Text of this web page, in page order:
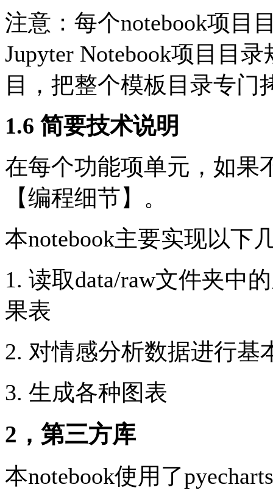
注意：每个notebook项目
Jupyter Notebook项目目
目，把整个模板目录专门
1.6 简要技术说明
在每个功能项单元，如果
【编程细节】。
本notebook主要实现以下
1. 读取data/raw文件夹中
果表
2. 对情感分析数据进行基
3. 生成各种图表
2，第三方库
本notebook使用了